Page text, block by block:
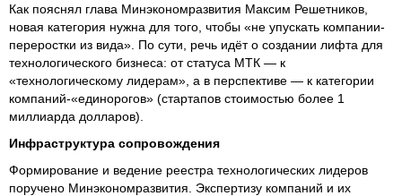
Как пояснял глава Минэкономразвития Максим Решетников,
новая категория нужна для того, чтобы «не упускать компании-
переростки из вида». По сути, речь идёт о создании лифта для
технологического бизнеса: от статуса МТК — к
«технологическому лидерам», а в перспективе — к категории
компаний-«единорогов» (стартапов стоимостью более 1
миллиарда долларов).
Инфраструктура сопровождения
Формирование и ведение реестра технологических лидеров
поручено Минэкономразвития. Экспертизу компаний и их